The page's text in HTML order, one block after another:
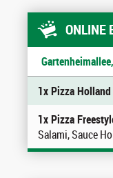
ONLINE
1x Pizza Holland
1x Pizza
Salami, Sauce